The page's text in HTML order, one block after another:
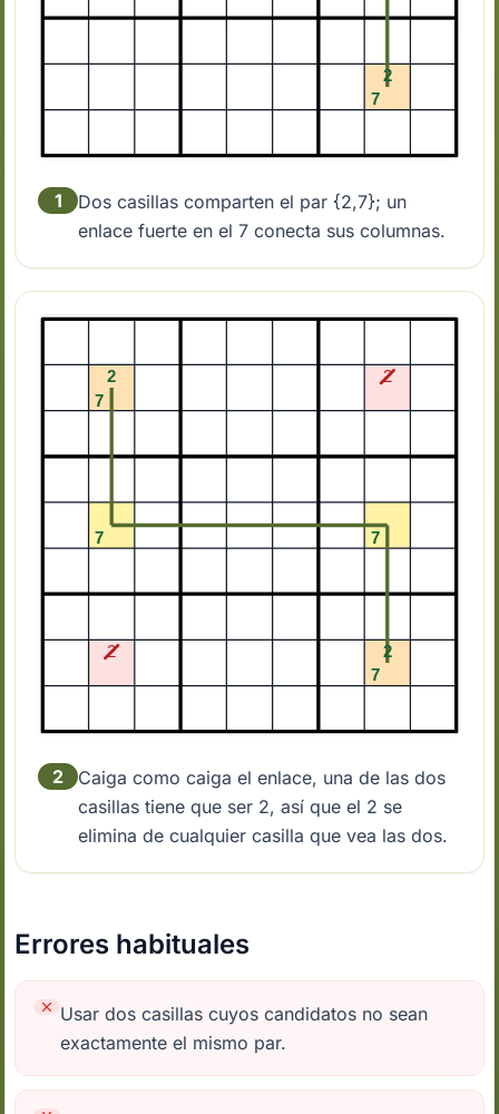
1
Dos casillas comparten el par {2,7}; un
enlace fuerte en el 7 conecta sus columnas.
2
Caiga como caiga el enlace, una de las dos
casillas tiene que ser 2, así que el 2 se
elimina de cualquier casilla que vea las dos.
Errores habituales
Usar dos casillas cuyos candidatos no sean
exactamente el mismo par.